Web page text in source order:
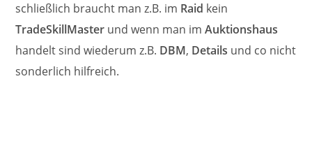
schließlich braucht man z.B. im Raid kein
TradeSkillMaster und wenn man imAuktionshaus
handelt sind wiederum z.B. DBM, Details und co nicht
sonderlich hilfreich.